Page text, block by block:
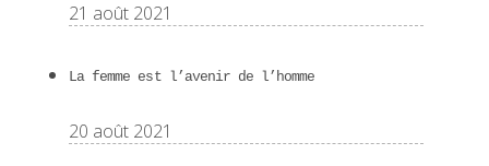
21 août 2021
La femme est l’avenir de l’homme
20 août 2021